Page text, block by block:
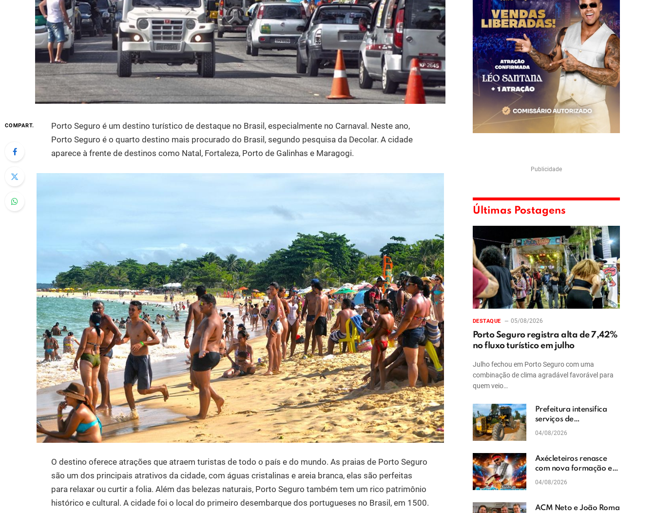
COMPART.
Porto Seguro é um destino turístico de destaque no Brasil, especialmente no Carnaval. Neste ano,
Porto Seguro é o quarto destino mais procurado do Brasil, segundo pesquisa da Decolar. A cidade
aparece à frente de destinos como Natal, Fortaleza, Porto de Galinhas e Maragogi.
O destino oferece atrações que atraem turistas de todo o país e do mundo. As praias de Porto Seguro
são um dos principais atrativos da cidade, com águas cristalinas e areia branca, elas são perfeitas
para relaxar ou curtir a folia. Além das belezas naturais, Porto Seguro também tem um rico patrimônio
histórico e cultural. A cidade foi o local do primeiro desembarque dos portugueses no Brasil, em 1500.
Publicidade
Últimas Postagens
DESTAQUE 05/08/2026
Porto Seguro registra alta de 7,42%
no fluxo turístico em julho
Julho fechou em Porto Seguro com uma
combinação de clima agradável favorável para
quem veio…
Prefeitura intensifica
serviços de
patrolamento e
04/08/2026
Axécleteiros renasce
com nova formação e
promete agitar os
04/08/2026
ACM Neto e João Roma